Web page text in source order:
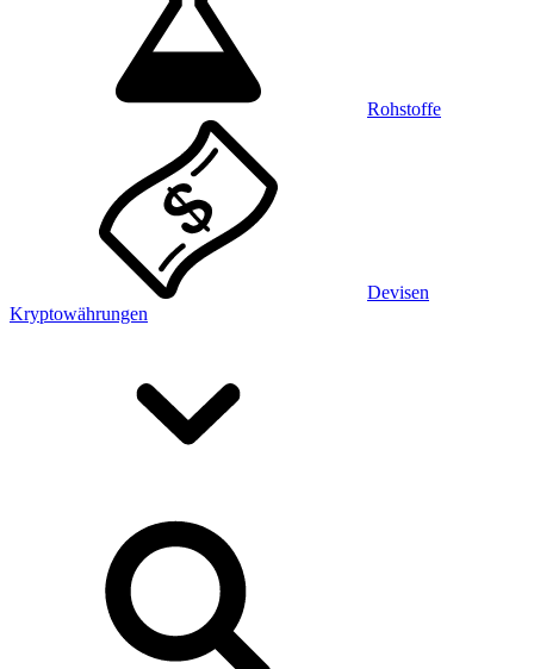
Rohstoffe
Devisen
Kryptowährungen